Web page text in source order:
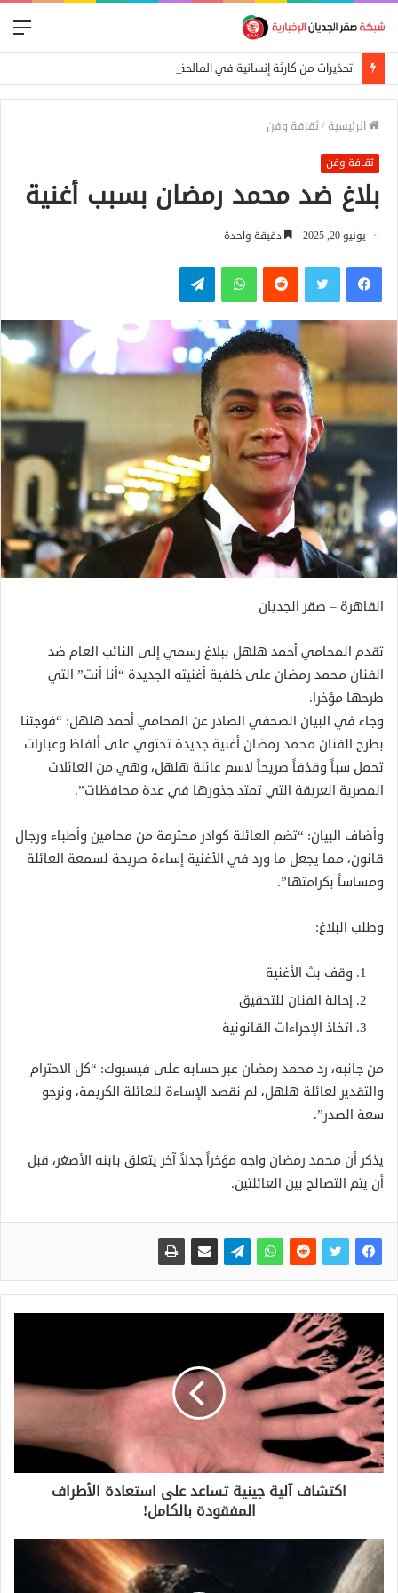
الرئيسية /ثقافة وفن
ثقافة وفن
بلاغ ضد محمد رمضان بسبب أغنية
يونيو 20, 2025 دقيقة واحدة
فيسبوكتويتر واتساب تيلقرام
القاهرة – صقر الجديان
تقدم المحامي أحمد هلهل ببلاغ رسمي إلى النائب العام ضد
الفنان محمد رمضان على خلفية أغنيته الجديدة “أنا أنت” التي
طرحها مؤخرا.
وجاء في البيان الصحفي الصادر عن المحامي أحمد هلهل: “فوجئنا
بطرح الفنان محمد رمضان أغنية جديدة تحتوي على ألفاظ وعبارات
تحمل سباً وقذفاً صريحاً لاسم عائلة هلهل، وهي من العائلات
المصرية العريقة التي تمتد جذورها في عدة محافظات”.
وأضاف البيان: “تضم العائلة كوادر محترمة من محامين وأطباء ورجال
قانون، مما يجعل ما ورد في الأغنية إساءة صريحة لسمعة العائلة
ومساساً بكرامتها”.
وطلب البلاغ:
وقف بث الأغنية
إحالة الفنان للتحقيق
اتخاذ الإجراءات القانونية
من جانبه، رد محمد رمضان عبر حسابه على فيسبوك: “كل الاحترام
والتقدير لعائلة هلهل، لم نقصد الإساءة للعائلة الكريمة، ونرجو
سعة الصدر”.
يذكر أن محمد رمضان واجه مؤخراً جدلاً آخر يتعلق بابنه الأصغر، قبل
أن يتم التصالح بين العائلتين.
اكتشاف آلية جينية تساعد على استعادة الأطراف
المفقودة بالكامل!